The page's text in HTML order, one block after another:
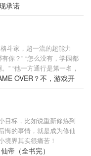
小精灵。 然后…………他
？？”一脸懵逼。 问：如
与你抢夺王座的对手为你
。 ………… ……哪里不
次求爱都被拒绝，好不
在上次、上上次、上上上
搞死我的那个人求爱，心
结。 【那是从古老的歌
向王座的史诗，至今依然
远> 我的小微博
承诺
斗家，超一流的超能力
你？” “怎么没有，学园都
” “他一方通行是第一名，
冢源是第六名，也很合理
老实实去当格斗家吧……”
法成为level5的！” “好么，
当理事长？” “或许我无
整场游戏！我的能力
六冢源如是说道：“在我看
的游戏场，你觉得呢——
斯塔理事长？”
OVER？不，游戏开
目标，比如说重新修炼到
悔的事情，就是成为修仙
境界其实很痛苦！
帝（全书完）